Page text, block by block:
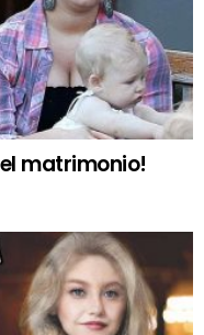
matrimonio!